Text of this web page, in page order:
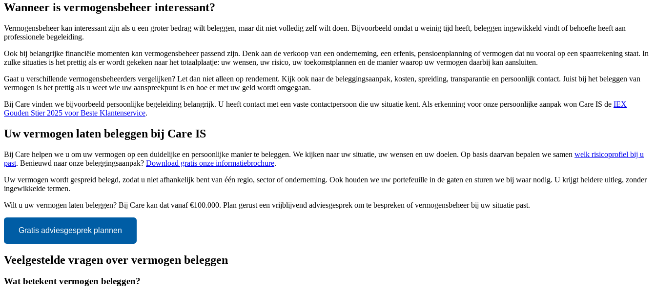
Wanneer is vermogensbeheer interessant?
Vermogensbeheer kan interessant zijn als u een groter bedrag wilt beleggen, maar dit niet volledig zelf wilt doen. Bijvoorbeeld omdat u weinig tijd heeft, beleggen ingewikkeld vindt of behoefte heeft aan
professionele begeleiding.
Ook bij belangrijke financiële momenten kan vermogensbeheer passend zijn. Denk aan de verkoop van een onderneming, een erfenis, pensioenplanning of vermogen dat nu vooral op een spaarrekening staat. In
zulke situaties is het prettig als er wordt gekeken naar het totaalplaatje: uw wensen, uw risico, uw toekomstplannen en de manier waarop uw vermogen daarbij kan aansluiten.
Gaat u verschillende vermogensbeheerders vergelijken? Let dan niet alleen op rendement. Kijk ook naar de beleggingsaanpak, kosten, spreiding, transparantie en persoonlijk contact. Juist bij het beleggen van
vermogen is het prettig als u weet wie uw aanspreekpunt is en hoe er met uw geld wordt omgegaan.
Bij Care vinden we bijvoorbeeld persoonlijke begeleiding belangrijk. U heeft contact met een vaste contactpersoon die uw situatie kent. Als erkenning voor onze persoonlijke aanpak won Care IS de IEX
Gouden Stier 2025 voor Beste Klantenservice.
Uw vermogen laten beleggen bij Care IS
Bij Care helpen we u om uw vermogen op een duidelijke en persoonlijke manier te beleggen. We kijken naar uw situatie, uw wensen en uw doelen. Op basis daarvan bepalen we samen welk risicoprofiel bij u
past. Benieuwd naar onze beleggingsaanpak? Download gratis onze informatiebrochure.
Uw vermogen wordt gespreid belegd, zodat u niet afhankelijk bent van één regio, sector of onderneming. Ook houden we uw portefeuille in de gaten en sturen we bij waar nodig. U krijgt heldere uitleg, zonder
ingewikkelde termen.
Wilt u uw vermogen laten beleggen? Bij Care kan dat vanaf €100.000. Plan gerust een vrijblijvend adviesgesprek om te bespreken of vermogensbeheer bij uw situatie past.
Gratis adviesgesprek plannen
Veelgestelde vragen over vermogen beleggen
Wat betekent vermogen beleggen?